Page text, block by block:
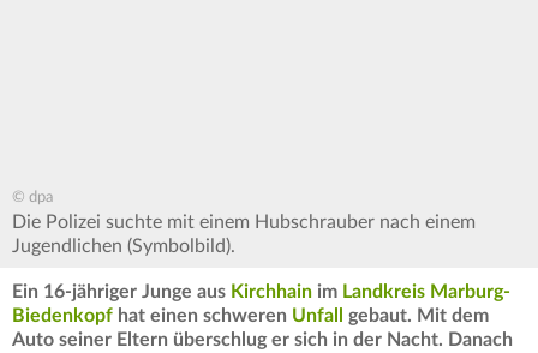
© dpa
Die Polizei suchte mit einem Hubschrauber nach einem
Jugendlichen (Symbolbild).
Ein 16-jähriger Junge aus Kirchhain im Landkreis Marburg-
Biedenkopf hat einen schweren Unfall
gebaut. Mit dem
Auto seiner Eltern überschlug er sich in der Nacht. Danach